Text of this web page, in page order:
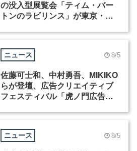
の没入型展覧会「ティム・バー
トンのラビリンス」が東京・豊
ニュース 8/5
佐藤可士和、中村勇吾、MIKIKO
らが登壇、広告クリエイティブ
フェスティバル「虎ノ門広告
ニュース 8/5